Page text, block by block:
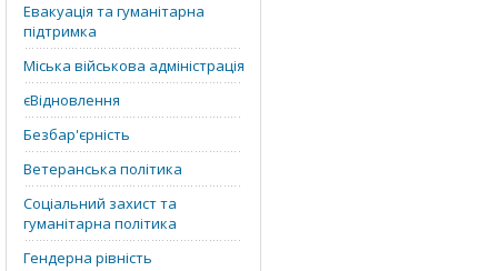
Евакуація та гуманітарна
підтримка
Міська військова адміністрація
єВідновлення
Безбар'єрність
Ветеранська політика
Соціальний захист та
гуманітарна політика
Гендерна рівність